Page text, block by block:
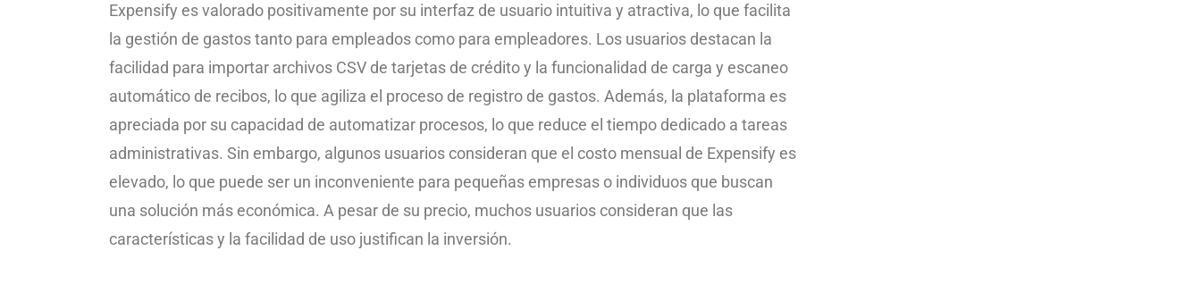
Expensify es valorado positivamente por su interfaz de usuario intuitiva y atractiva, lo que facilita
la gestión de gastos tanto para empleados como para empleadores. Los usuarios destacan la
facilidad para importar archivos CSV de tarjetas de crédito y la funcionalidad de carga y escaneo
automático de recibos, lo que agiliza el proceso de registro de gastos. Además, la plataforma es
apreciada por su capacidad de automatizar procesos, lo que reduce el tiempo dedicado a tareas
administrativas. Sin embargo, algunos usuarios consideran que el costo mensual de Expensify es
elevado, lo que puede ser un inconveniente para pequeñas empresas o individuos que buscan
una solución más económica. A pesar de su precio, muchos usuarios consideran que las
características y la facilidad de uso justifican la inversión.